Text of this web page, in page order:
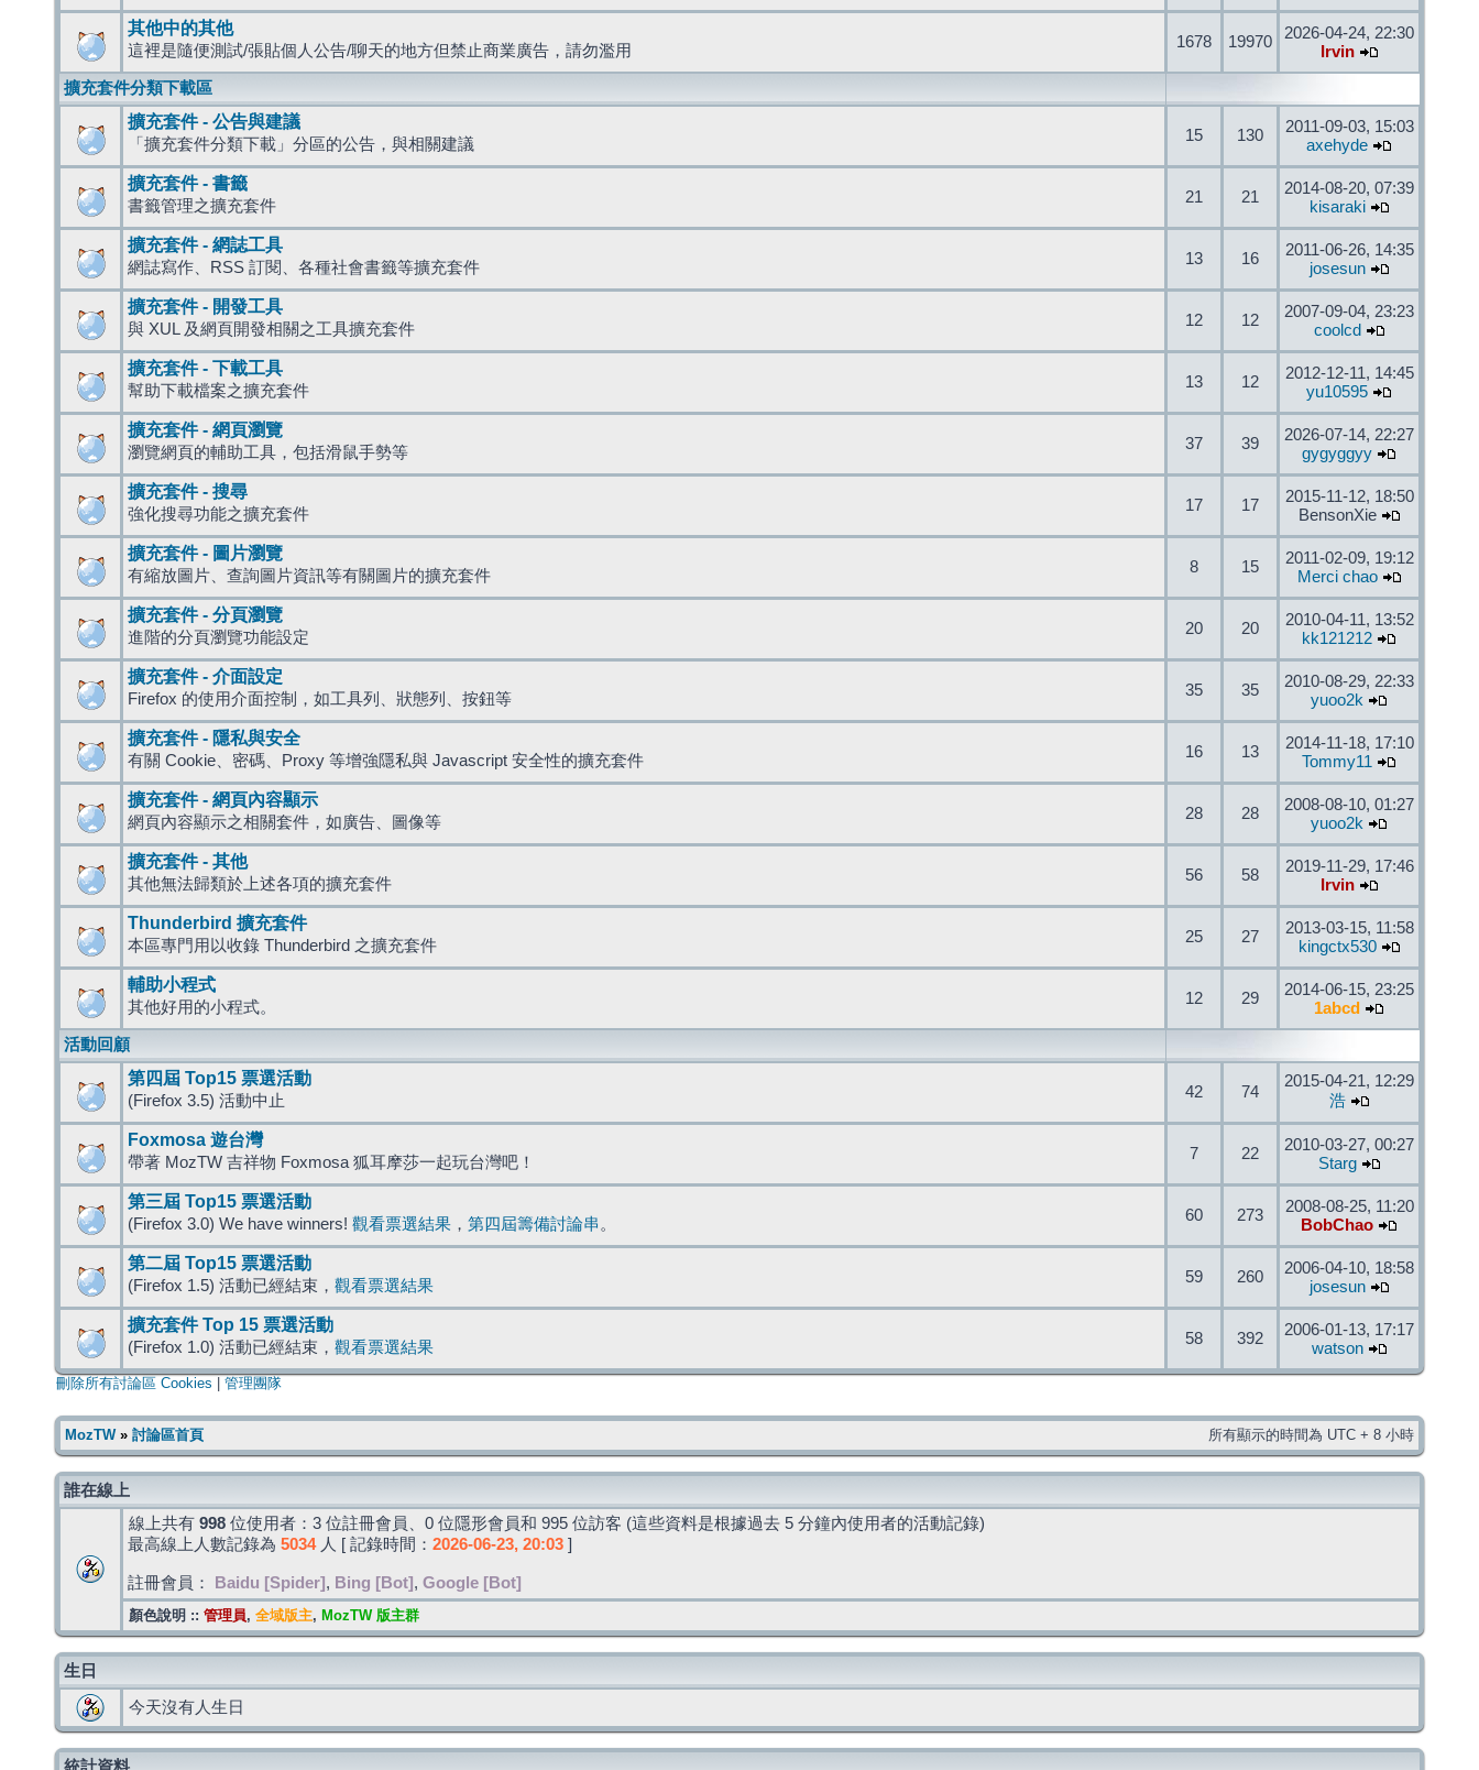
其他中的其他
這裡是隨便測試/張貼個人公告/聊天的地方但禁止商業廣告，請勿濫用 1678 19970
2026-04-24, 22:30
Irvin
擴充套件分類下載區
擴充套件 - 公告與建議
「擴充套件分類下載」分區的公告，與相關建議 15 130
2011-09-03, 15:03
axehyde
擴充套件 - 書籤
書籤管理之擴充套件 21 21
2014-08-20, 07:39
kisaraki
擴充套件 - 網誌工具
網誌寫作、RSS 訂閱、各種社會書籤等擴充套件 13 16
2011-06-26, 14:35
josesun
擴充套件 - 開發工具
與 XUL 及網頁開發相關之工具擴充套件 12 12
2007-09-04, 23:23
coolcd
擴充套件 - 下載工具
幫助下載檔案之擴充套件 13 12
2012-12-11, 14:45
yu10595
擴充套件 - 網頁瀏覽
瀏覽網頁的輔助工具，包括滑鼠手勢等 37 39
2026-07-14, 22:27
gygyggyy
擴充套件 - 搜尋
強化搜尋功能之擴充套件 17 17
2015-11-12, 18:50
BensonXie
擴充套件 - 圖片瀏覽
有縮放圖片、查詢圖片資訊等有關圖片的擴充套件 8 15
2011-02-09, 19:12
Merci chao
擴充套件 - 分頁瀏覽
進階的分頁瀏覽功能設定 20 20
2010-04-11, 13:52
kk121212
擴充套件 - 介面設定
Firefox 的使用介面控制，如工具列、狀態列、按鈕等 35 35
2010-08-29, 22:33
yuoo2k
擴充套件 - 隱私與安全
有關 Cookie、密碼、Proxy 等增強隱私與 Javascript 安全性的擴充套件 16 13
2014-11-18, 17:10
Tommy11
擴充套件 - 網頁內容顯示
網頁內容顯示之相關套件，如廣告、圖像等 28 28
2008-08-10, 01:27
yuoo2k
擴充套件 - 其他
其他無法歸類於上述各項的擴充套件 56 58
2019-11-29, 17:46
Irvin
Thunderbird 擴充套件
本區專門用以收錄 Thunderbird 之擴充套件 25 27
2013-03-15, 11:58
kingctx530
輔助小程式
其他好用的小程式。 12 29
2014-06-15, 23:25
1abcd
活動回顧
第四屆 Top15 票選活動
(Firefox 3.5) 活動中止 42 74
2015-04-21, 12:29
浩
Foxmosa 遊台灣
帶著 MozTW 吉祥物 Foxmosa 狐耳摩莎一起玩台灣吧！ 7 22
2010-03-27, 00:27
Starg
第三屆 Top15 票選活動
(Firefox 3.0) We have winners! 觀看票選結果 ， 第四屆籌備討論串 。 60 273
2008-08-25, 11:20
BobChao
第二屆 Top15 票選活動
(Firefox 1.5) 活動已經結束， 觀看票選結果 59 260
2006-04-10, 18:58
josesun
擴充套件 Top 15 票選活動
(Firefox 1.0) 活動已經結束， 觀看票選結果 58 392
2006-01-13, 17:17
watson
刪除所有討論區 Cookies 管理團隊
MozTW» 討論區首頁 所有顯示的時間為 UTC + 8 小時
誰在線上
線上共有 998 位使用者：3 位註冊會員、0 位隱形會員和 995 位訪客 (這些資料是根據過去 5 分鐘內使用者的活動記錄)
最高線上人數記錄為 5034人 [ 記錄時間： 2026-06-23, 20:03 ]
註冊會員： Baidu [Spider] , Bing [Bot] , Google [Bot]
顏色說明 :: 管理員, 全域版主, MozTW 版主群
生日
今天沒有人生日